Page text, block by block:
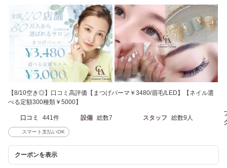
【8/10空き◎】口コミ高評価【まつげパーマ￥3480/眉毛/LED】【ネイル選
べる定額300種類￥5000】
口コミ 441件 設備 総数7 スタッフ 総数9人
スマート支払いOK
クーポンを表示